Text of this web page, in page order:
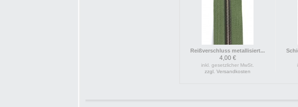
Reißverschluss metallisiert...
4,00 €
inkl. gesetzlicher MwSt.
zzgl. Versandkosten